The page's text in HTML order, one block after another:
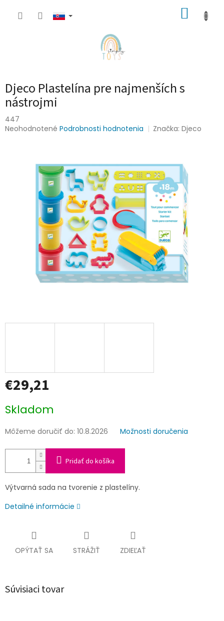
Djeco Plastelína pre najmenších s
nástrojmi
447
Priemerné
hviezdičiek.
Neohodnotené Podrobnosti hodnotenia Značka:Djeco
€29,21
cena:
Skladom
Môžeme doručiť do: 10.8.2026 Možnosti doručenia
Pridať do košíka
Výtvarná sada na tvorenie z plastelíny.
Detailné informácie
OPÝTAŤ SA STRÁŽIŤ ZDIEĽAŤ
Súvisiaci tovar